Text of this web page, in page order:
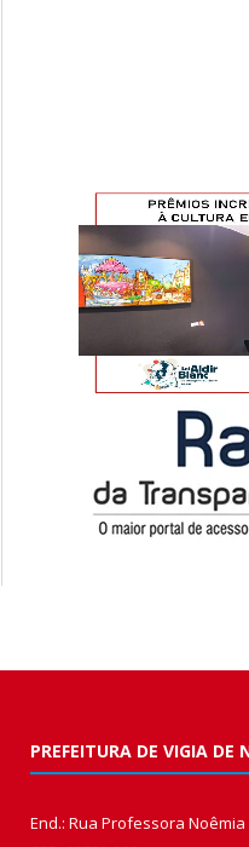
PREFEITURA DE VIGIA DE
End.: Rua Professora Noêmia